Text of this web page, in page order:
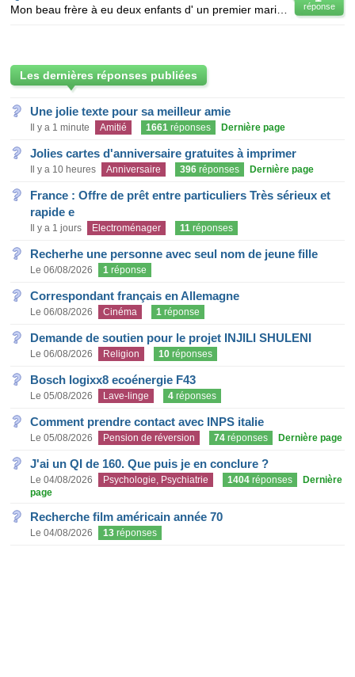
réponse
Les dernières réponses publiées
Une jolie texte pour sa meilleur amie
Il y a 1 minute Amitié 1661 réponses Dernière page
Jolies cartes d'anniversaire gratuites à imprimer
Il y a 10 heures Anniversaire 396 réponses Dernière page
France : Offre de prêt entre particuliers Très sérieux et
rapide e
Il y a 1 jours Electroménager 11 réponses
Recherhe une personne avec seul nom de jeune fille
Le 06/08/2026 1 réponse
Correspondant français en Allemagne
Le 06/08/2026 Cinéma 1 réponse
Demande de soutien pour le projet INJILI SHULENI
Le 06/08/2026 Religion 10 réponses
Bosch logixx8 ecoénergie F43
Le 05/08/2026 Lave-linge 4 réponses
Comment prendre contact avec INPS italie
Le 05/08/2026 Pension de réversion 74 réponses Dernière page
J'ai un QI de 160. Que puis je en conclure ?
Le 04/08/2026 Psychologie, Psychiatrie 1404 réponses
Dernière
page
Recherche film américain année 70
Le 04/08/2026 13 réponses